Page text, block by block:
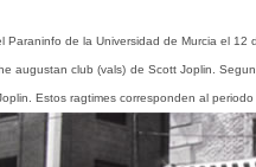
de la Universidad de Murcia el 12
augustan club (vals) de Scott Joplin.
Estos ragtimes corresponden al periodo